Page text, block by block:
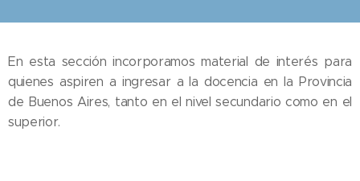
En esta sección incorporamos material de interés para
quienes aspiren a ingresar a la docencia en la Provincia
de Buenos Aires, tanto en el nivel secundario como en el
superior.